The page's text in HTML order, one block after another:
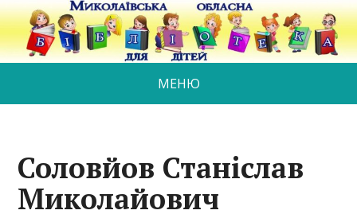
МЕНЮ
Соловйов Станіслав
Миколайович